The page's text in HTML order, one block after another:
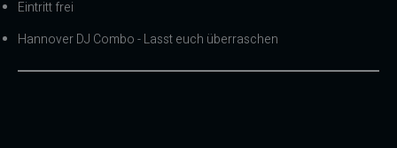
Eintritt frei
Hannover DJ Combo - Lasst euch überraschen